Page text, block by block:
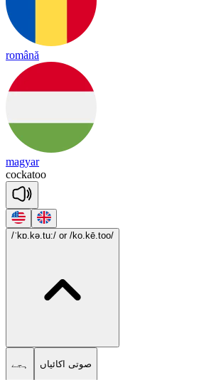
română
magyar
cockatoo
/ˈkɒ.kə.tu:/ or /ko.kē.too/
ہجے صوتی اکائیاں